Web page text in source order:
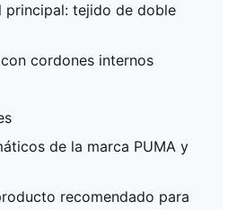
principal: tejido de doble
cordones internos
de la marca PUMA y
recomendado para